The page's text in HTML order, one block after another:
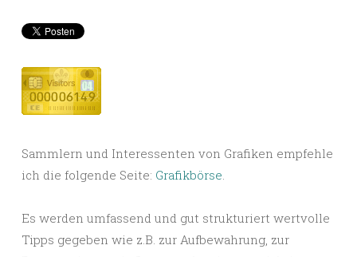
Sammlern und Interessenten von Grafiken empfehle
ich die folgende Seite: Grafikbörse.
Es werden umfassend und gut strukturiert wertvolle
Tipps gegeben wie z.B. zur Aufbewahrung, zur